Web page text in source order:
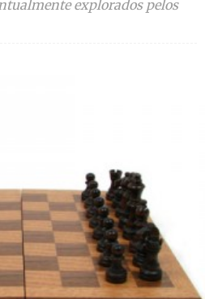
explorados pelos